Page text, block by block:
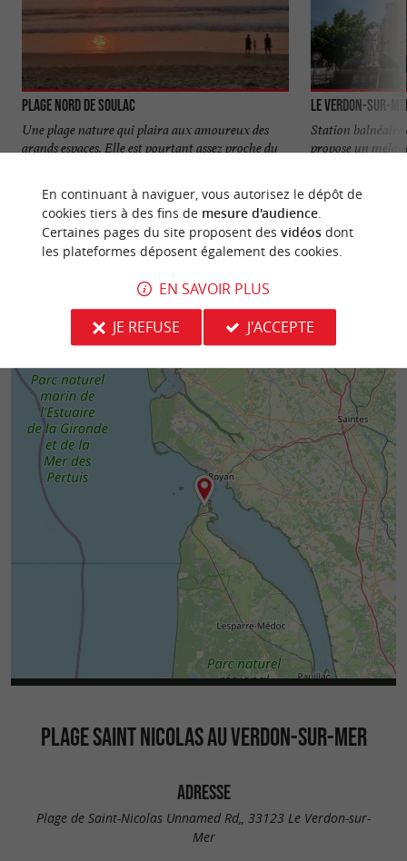
Plage Nord de Soulac
Une plage nature qui plaira aux amoureux des
grands espaces. Elle est pourtant assez proche du
548 m - Soulac-sur-Mer
Le Verdon-sur-
Station
propose un
1,4 km -
PLAGE SAINT NICOLAS AU VERDON-SUR-MER
ADRESSE
Plage de Saint-Nicolas Unnamed Rd,, 33123 Le Verdon-sur-
Mer
En continuant à naviguer, vous autorisez le dépôt de
cookies tiers à des fins de mesure d'audience.
Certaines pages du site proposent des vidéosdont
les plateformes déposent également des cookies.
EN SAVOIR PLUS
JE REFUSE
J'ACCEPTE